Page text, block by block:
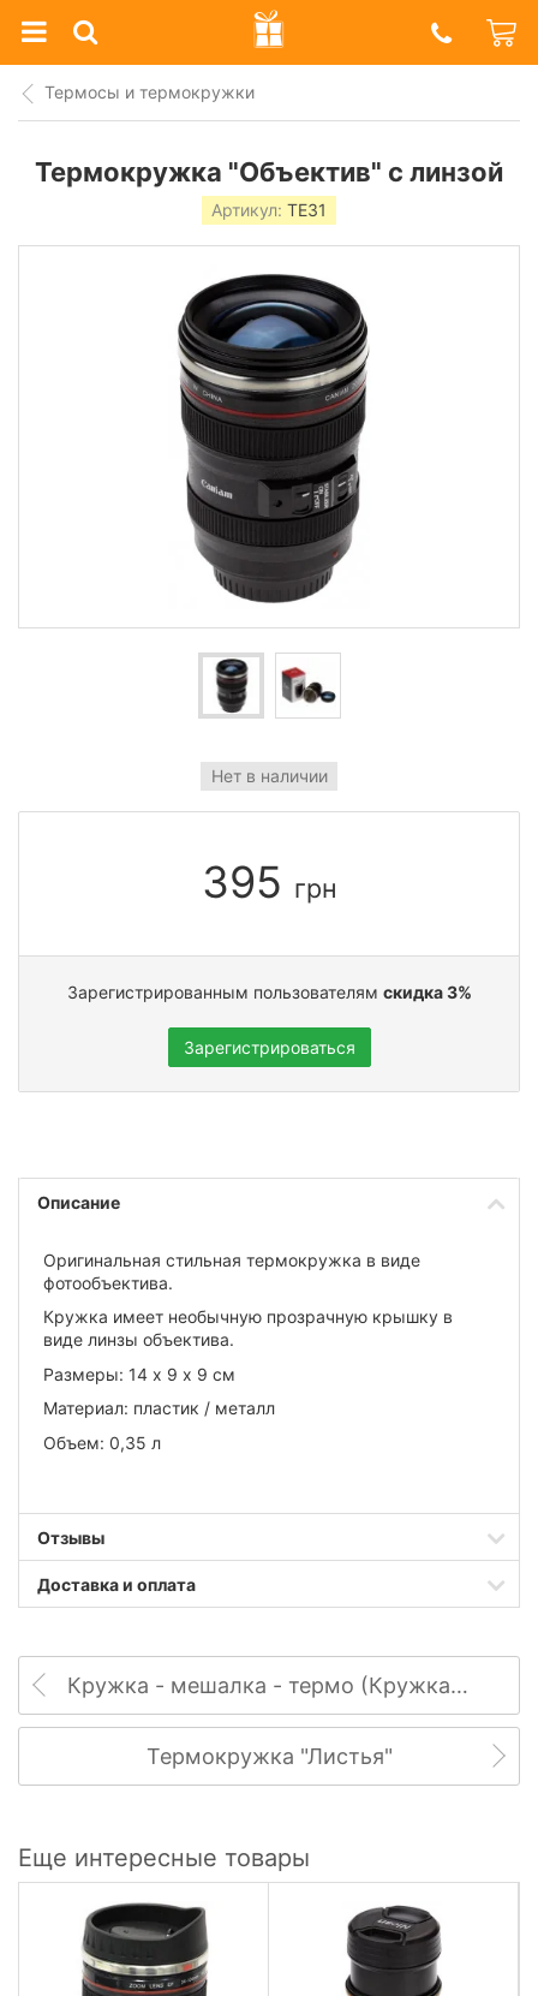
Prazdnik
Shop
Термосы и термокружки
Термокружка "Объектив" с линзой
Артикул: TE31
Нет в наличии
395 грн
Зарегистрированным пользователям скидка 3%
Зарегистрироваться
Описание
Оригинальная стильная термокружка в виде
фотообъектива.
Кружка имеет необычную прозрачную крышку в
виде линзы объектива.
Размеры: 14 х 9 х 9 см
Материал: пластик / металл
Объем: 0,35 л
Отзывы
Доставка и оплата
Кружка - мешалка - термо (Кружка с миксером)
Термокружка "Листья"
Еще интересные товары